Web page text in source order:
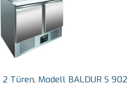
2 Türen, Modell BALDUR S 902